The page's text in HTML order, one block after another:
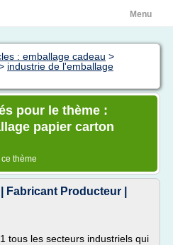
Menu
: emballage cadeau >
industrie de l'emballage
pour le thème :
papier carton
thème
Fabricant Producteur |
tous les secteurs industriels qui